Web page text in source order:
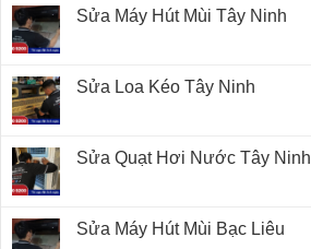
Sửa Máy Hút Mùi Tây Ninh
Sửa Loa Kéo Tây Ninh
Sửa Quạt Hơi Nước Tây Ninh
Sửa Máy Hút Mùi Bạc Liêu